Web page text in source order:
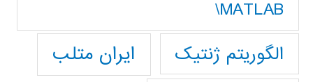
MATLAB\
الگوریتم ژنتیک
ایران متلب